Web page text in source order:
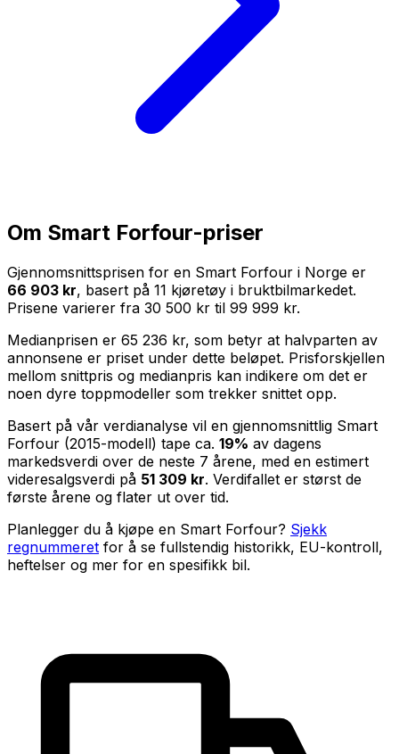
Om Smart Forfour-priser
Gjennomsnittsprisen for en Smart Forfour i Norge er
66 903 kr, basert på 11 kjøretøy i bruktbilmarkedet.
Prisene varierer fra 30 500 kr til 99 999 kr.
Medianprisen er 65 236 kr, som betyr at halvparten av
annonsene er priset under dette beløpet. Prisforskjellen
mellom snittpris og medianpris kan indikere om det er
noen dyre toppmodeller som trekker snittet opp.
Basert på vår verdianalyse vil en gjennomsnittlig Smart
Forfour (2015-modell) tape ca. 19% av dagens
markedsverdi over de neste 7 årene, med en estimert
videresalgsverdi på 51 309 kr. Verdifallet er størst de
første årene og flater ut over tid.
Planlegger du å kjøpe en Smart Forfour? Sjekk
regnummeret for å se fullstendig historikk, EU-kontroll,
heftelser og mer for en spesifikk bil.